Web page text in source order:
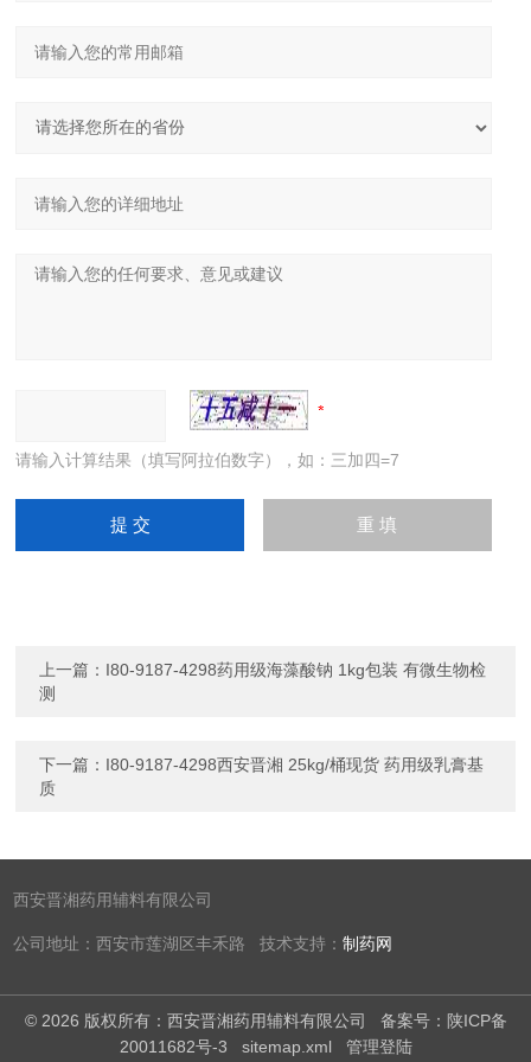
请输入计算结果（填写阿拉伯数字），如：三加四=7
上一篇： I80-9187-4298药用级海藻酸钠 1kg包装 有微生物检
测
下一篇： I80-9187-4298西安晋湘 25kg/桶现货 药用级乳膏基
质
西安晋湘药用辅料有限公司
公司地址：西安市莲湖区丰禾路 技术支持：制药网
© 2026 版权所有：西安晋湘药用辅料有限公司 备案号：陕ICP备
20011682号-3
sitemap.xml 管理登陆